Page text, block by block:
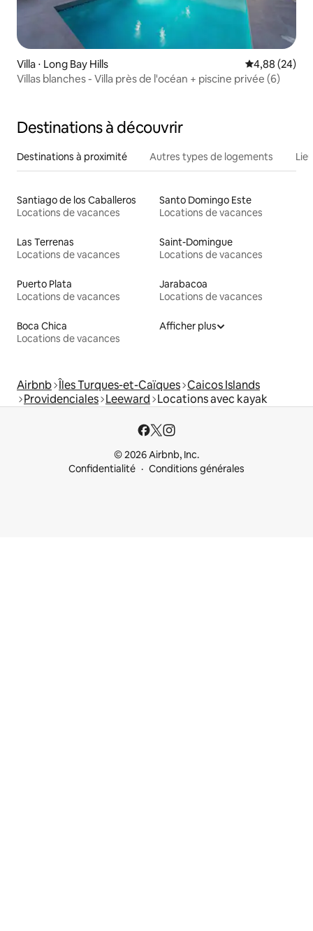
Villa ⋅ Long Bay Hills Évaluation
4,88 (24)
Villas blanches - Villa près de l'océan + piscine privée (6)
Destinations à découvrir
Destinations à proximité Autres types de logements
Santiago de los Caballeros
Locations de vacances
Santo Domingo Este
Locations de vacances
Las Terrenas
Locations de vacances
Saint-Domingue
Locations de vacances
Puerto Plata
Locations de vacances
Jarabacoa
Locations de vacances
Boca Chica
Locations de vacances
Afficher plus
Airbnb Îles Turques-et-Caïques Caicos Islands
Providenciales Leeward Locations avec kayak
© 2026 Airbnb, Inc.
Confidentialité
Conditions générales